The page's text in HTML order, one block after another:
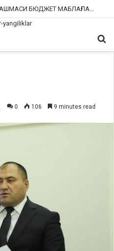
ИНТЕРНЕТ ТАРМОҚЛАРИДА ЁЛҒОН МАЪЛУМОТ ТАРҚАТГАН ФУҚАРОЛАРГА КИМ ЧОРА КЎРАДИ?
0 106 9 minutes read